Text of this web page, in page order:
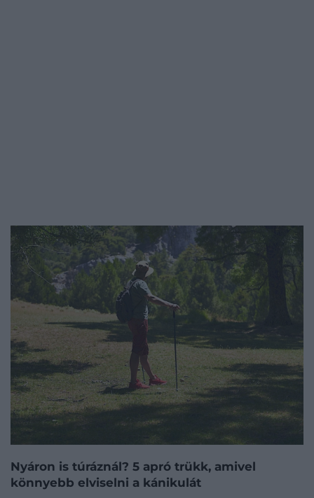
Nyáron is túráznál? 5 apró trükk, amivel
könnyebb elviselni a kánikulát